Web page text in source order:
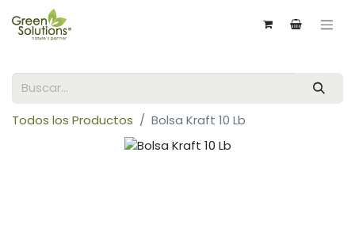
Todos los Productos Bolsa Kraft 10 Lb